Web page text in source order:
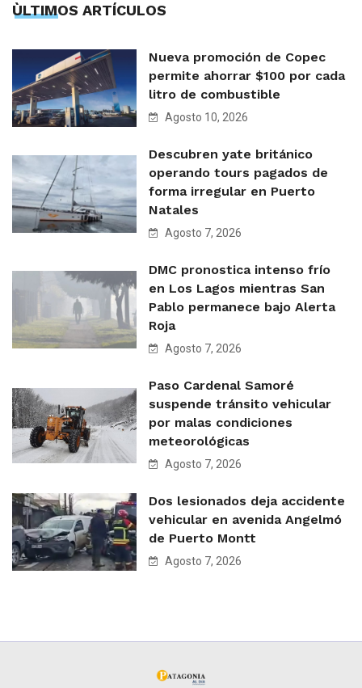
ÙLTIMOS ARTÍCULOS
Nueva promoción de Copec
permite ahorrar $100 por cada
litro de combustible
Agosto 10, 2026
Descubren yate británico
operando tours pagados de
forma irregular en Puerto
Natales
Agosto 7, 2026
DMC pronostica intenso frío
en Los Lagos mientras San
Pablo permanece bajo Alerta
Roja
Agosto 7, 2026
Paso Cardenal Samoré
suspende tránsito vehicular
por malas condiciones
meteorológicas
Agosto 7, 2026
Dos lesionados deja accidente
vehicular en avenida Angelmó
de Puerto Montt
Agosto 7, 2026